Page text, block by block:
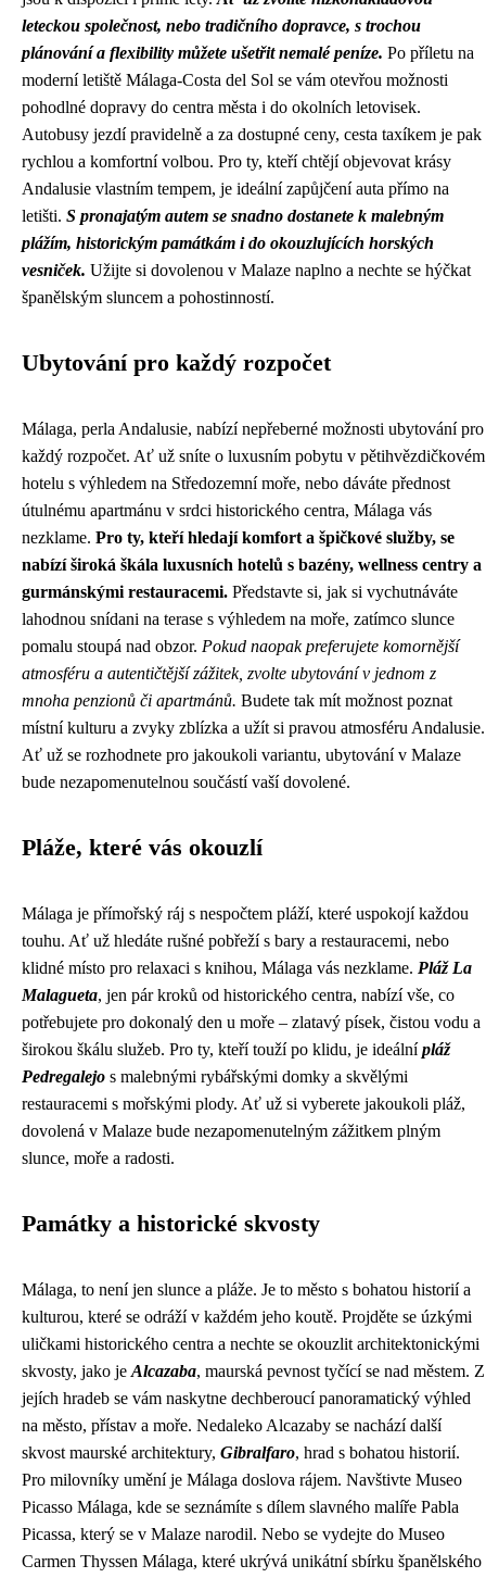
leteckou společnost, nebo tradičního dopravce, s trochou
plánování a flexibility můžete ušetřit nemalé peníze. Po příletu na
moderní letiště Málaga-Costa del Sol se vám otevřou možnosti
pohodlné dopravy do centra města i do okolních letovisek.
Autobusy jezdí pravidelně a za dostupné ceny, cesta taxíkem je pak
rychlou a komfortní volbou. Pro ty, kteří chtějí objevovat krásy
Andalusie vlastním tempem, je ideální zapůjčení auta přímo na
letišti. S pronajatým autem se snadno dostanete k malebným
plážím, historickým památkám i do okouzlujících horských
vesniček. Užijte si dovolenou v Malaze naplno a nechte se hýčkat
španělským sluncem a pohostinností.
Ubytování pro každý rozpočet
Málaga, perla Andalusie, nabízí nepřeberné možnosti ubytování pro
každý rozpočet. Ať už sníte o luxusním pobytu v pětihvězdičkovém
hotelu s výhledem na Středozemní moře, nebo dáváte přednost
útulnému apartmánu v srdci historického centra, Málaga vás
nezklame. Pro ty, kteří hledají komfort a špičkové služby, se
nabízí široká škála luxusních hotelů s bazény, wellness centry a
gurmánskými restauracemi. Představte si, jak si vychutnáváte
lahodnou snídani na terase s výhledem na moře, zatímco slunce
pomalu stoupá nad obzor. Pokud naopak preferujete komornější
atmosféru a autentičtější zážitek, zvolte ubytování v jednom z
mnoha penzionů či apartmánů. Budete tak mít možnost poznat
místní kulturu a zvyky zblízka a užít si pravou atmosféru Andalusie.
Ať už se rozhodnete pro jakoukoli variantu, ubytování v Malaze
bude nezapomenutelnou součástí vaší dovolené.
Pláže, které vás okouzlí
Málaga je přímořský ráj s nespočtem pláží, které uspokojí každou
touhu. Ať už hledáte rušné pobřeží s bary a restauracemi, nebo
klidné místo pro relaxaci s knihou, Málaga vás nezklame. Pláž La
Malagueta, jen pár kroků od historického centra, nabízí vše, co
potřebujete pro dokonalý den u moře – zlatavý písek, čistou vodu a
širokou škálu služeb. Pro ty, kteří touží po klidu, je ideálnípláž
Pedregalejo s malebnými rybářskými domky a skvělými
restauracemi s mořskými plody. Ať už si vyberete jakoukoli pláž,
dovolená v Malaze bude nezapomenutelným zážitkem plným
slunce, moře a radosti.
Památky a historické skvosty
Málaga, to není jen slunce a pláže. Je to město s bohatou historií a
kulturou, které se odráží v každém jeho koutě. Projděte se úzkými
uličkami historického centra a nechte se okouzlit architektonickými
skvosty, jako je Alcazaba, maurská pevnost tyčící se nad městem. Z
jejích hradeb se vám naskytne dechberoucí panoramatický výhled
na město, přístav a moře. Nedaleko Alcazaby se nachází další
skvost maurské architektury, Gibralfaro, hrad s bohatou historií.
Pro milovníky umění je Málaga doslova rájem. Navštivte Museo
Picasso Málaga, kde se seznámíte s dílem slavného malíře Pabla
Picassa, který se v Malaze narodil. Nebo se vydejte do Museo
Carmen Thyssen Málaga, které ukrývá unikátní sbírku španělského